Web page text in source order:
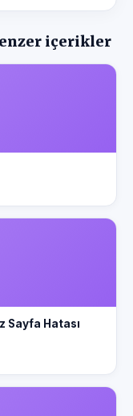
içerikler
Sayfa Hatası